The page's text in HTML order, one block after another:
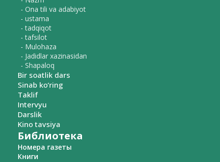
- Ona tili va adabiyot
- ustama
- tadqiqot
- tafsilot
- Mulohaza
- Jadidlar xazinasidan
- Shapaloq
Bir soatlik dars
Sinab ko‘ring
Taklif
Intervyu
Darslik
Kino tavsiya
Библиотека
Номера газеты
Книги